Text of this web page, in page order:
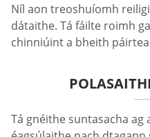
Níl aon treoshuíomh
dátaithe. Tá fáilte roimh
chinniúint a bheith
Tá gnéithe suntasacha